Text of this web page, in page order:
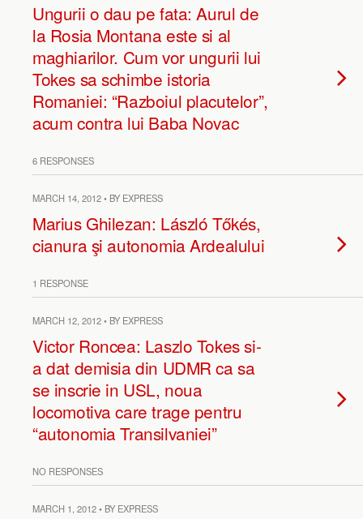
Ungurii o dau pe fata: Aurul de
la Rosia Montana este si al
maghiarilor. Cum vor ungurii lui
Tokes sa schimbe istoria
Romaniei: “Razboiul placutelor”,
acum contra lui Baba Novac
6 RESPONSES
MARCH 14, 2012 • BY EXPRESS
Marius Ghilezan: László Tőkés,
cianura şi autonomia Ardealului
1 RESPONSE
MARCH 12, 2012 • BY EXPRESS
Victor Roncea: Laszlo Tokes si-
a dat demisia din UDMR ca sa
se inscrie in USL, noua
locomotiva care trage pentru
“autonomia Transilvaniei”
NO RESPONSES
MARCH 1, 2012 • BY EXPRESS